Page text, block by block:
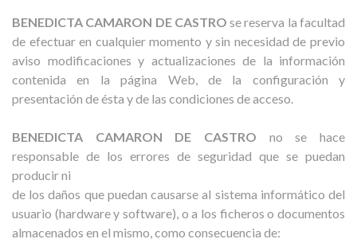
BENEDICTA CAMARON DE CASTRO se reserva la facultad
de efectuar en cualquier momento y sin necesidad de previo
aviso modificaciones y actualizaciones de la información
contenida en la página Web, de la configuración y
presentación de ésta y de las condiciones de acceso.
BENEDICTA CAMARON DE CASTRO no se hace
responsable de los errores de seguridad que se puedan
producir ni
de los daños que puedan causarse al sistema informático del
usuario (hardware y software), o a los ficheros o documentos
almacenados en el mismo, como consecuencia de: